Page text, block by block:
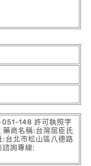
148 許可執照字
藥商名稱:台灣屈臣氏
:台北市松山區八德路
諮詢專線: